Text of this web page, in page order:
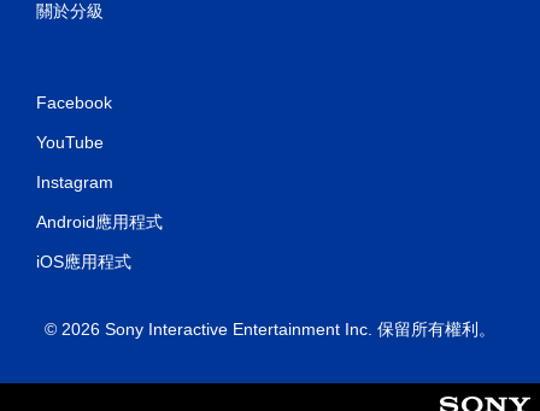
關於分級
Facebook
YouTube
Instagram
Android應用程式
iOS應用程式
© 2026 Sony Interactive Entertainment Inc. 保留所有權利。